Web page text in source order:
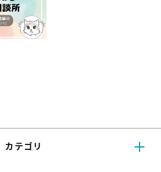
カテゴリ